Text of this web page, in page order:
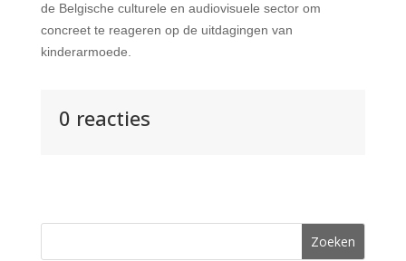
de Belgische culturele en audiovisuele sector om
concreet te reageren op de uitdagingen van
kinderarmoede.
0 reacties